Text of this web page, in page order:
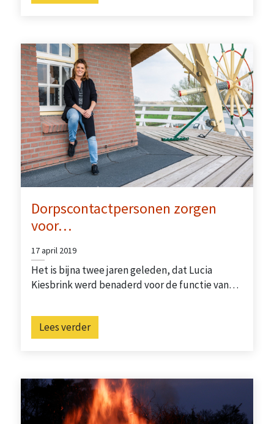
Dorpscontactpersonen zorgen
voor…
17 april 2019
Het is bijna twee jaren geleden, dat Lucia
Kiesbrink werd benaderd voor de functie van…
Lees verder